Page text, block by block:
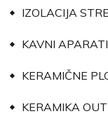
IZOLACIJA
KAVNI APARATI
KERAMIČNE
KERAMIKA